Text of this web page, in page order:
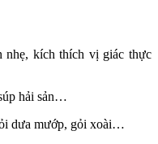
nhẹ, kích thích vị giác thực
hải sản…
dưa mướp, gỏi xoài…